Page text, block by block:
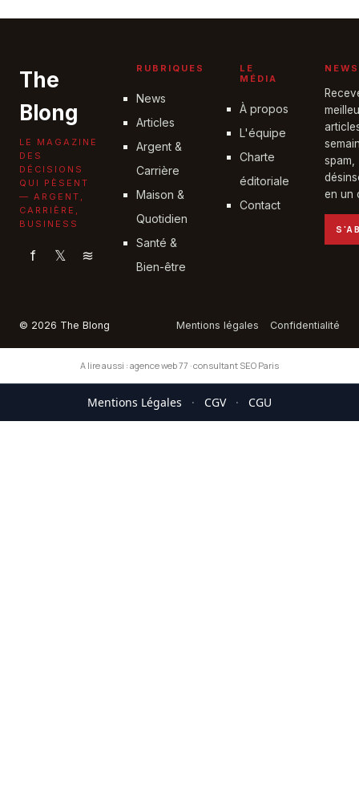
The
Blong
LE MAGAZINE
DES
DÉCISIONS
QUI PÈSENT
— ARGENT,
CARRIÈRE,
BUSINESS
f 𝕏 ≋
RUBRIQUES
News
Articles
Argent &
Carrière
Maison &
Quotidien
Santé &
Bien-être
LE
MÉDIA
À propos
L'équipe
Charte
éditoriale
Contact
spam,
en un
© 2026 The Blong Mentions légales Confidentialité
A lire aussi : agence web 77 ·consultant SEO Paris
Mentions Légales · CGV · CGU